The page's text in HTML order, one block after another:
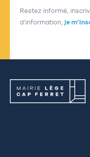
Restez informé,
d’information, je